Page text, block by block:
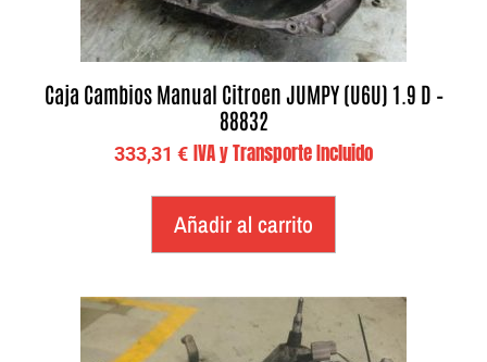
Caja Cambios Manual Citroen JUMPY (U6U) 1.9 D –
88832
333,31 € IVA y Transporte Incluido
Añadir al carrito